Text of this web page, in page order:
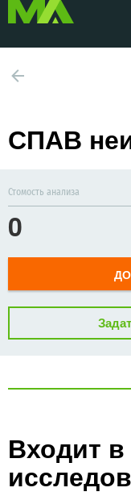
СПАВ
Входит
Стомость анализа
0